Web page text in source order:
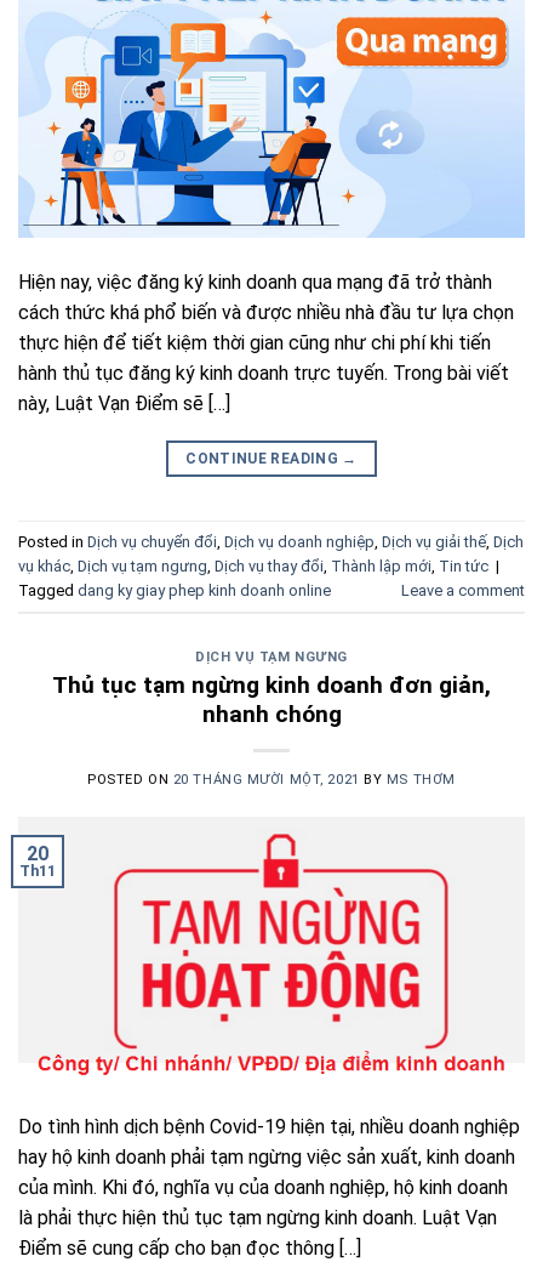
Hiện nay, việc đăng ký kinh doanh qua mạng đã trở thành
cách thức khá phổ biến và được nhiều nhà đầu tư lựa chọn
thực hiện để tiết kiệm thời gian cũng như chi phí khi tiến
hành thủ tục đăng ký kinh doanh trực tuyến. Trong bài viết
này, Luật Vạn Điểm sẽ […]
CONTINUE READING →
Posted in Dịch vụ chuyển đổi Dịch vụ doanh nghiệp Dịch vụ giải thế, Dịch
vụ khác Dịch vụ tạm ngưng Dịch vụ thay đổi Thành lập mới Tin tức |
Tagged dang ky giay phep kinh doanh online Leave a comment
DỊCH VỤ TẠM NGƯNG
Thủ tục tạm ngừng kinh doanh đơn giản,
nhanh chóng
POSTED ON 20 THÁNG MƯỜI MỘT, 2021 BY MS THƠM
20
Th11
Do tình hình dịch bệnh Covid-19 hiện tại, nhiều doanh nghiệp
hay hộ kinh doanh phải tạm ngừng việc sản xuất, kinh doanh
của mình. Khi đó, nghĩa vụ của doanh nghiệp, hộ kinh doanh
là phải thực hiện thủ tục tạm ngừng kinh doanh. Luật Vạn
Điểm sẽ cung cấp cho bạn đọc thông […]